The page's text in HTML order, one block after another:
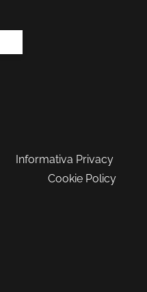
Informativa Privacy
Cookie Policy